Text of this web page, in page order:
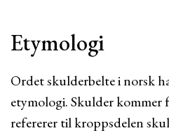
Etymologi
Ordet skulderbelte i norsk
etymologi. Skulder
refererer til kroppsdelen